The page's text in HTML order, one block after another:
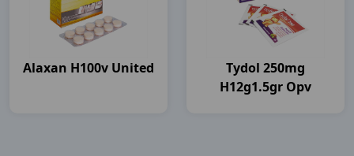
Alaxan H100v United
Tydol 250mg
H12g1.5gr Opv